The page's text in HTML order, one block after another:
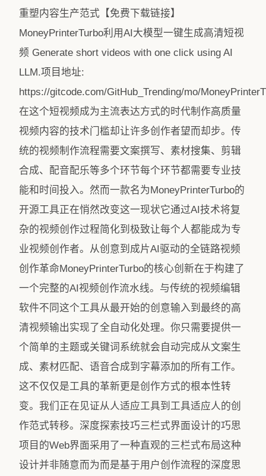
重塑内容生产范式【免费下载链接】
MoneyPrinterTurbo利用AI大模型一键生成高清短视
频 Generate short videos with one click using AI
LLM.项目地址:
https://gitcode.com/GitHub_Trending/mo/
在这个短视频成为主流表达方式的时代制作高质量
视频内容的技术门槛却让许多创作者望而却步。传
统的视频制作流程需要文案撰写、素材搜集、剪辑
合成、配音配乐等多个环节每个环节都需要专业技
能和时间投入。然而一款名为MoneyPrinterTurbo的
开源工具正在悄然改变这一现状它通过AI技术将复
杂的视频创作过程简化到极致让每个人都能成为专
业视频创作者。从创意到成片AI驱动的全链路视频
创作革命MoneyPrinterTurbo的核心创新在于构建了
一个完整的AI视频创作流水线。与传统的视频编辑
软件不同这个工具从最开始的创意输入到最终的高
清视频输出实现了全自动化处理。你只需要提供一
个简单的主题或关键词系统就会自动完成从文案生
成、素材匹配、语音合成到字幕添加的所有工作。
这不仅仅是工具的革新更是创作方式的根本性转
变。我们正在见证从人适应工具到工具适应人的创
作范式转移。深度探索技巧三栏式界面设计的巧思
项目的Web界面采用了一种直观的三栏式布局这种
设计并非随意而为而是基于用户创作流程的深度思